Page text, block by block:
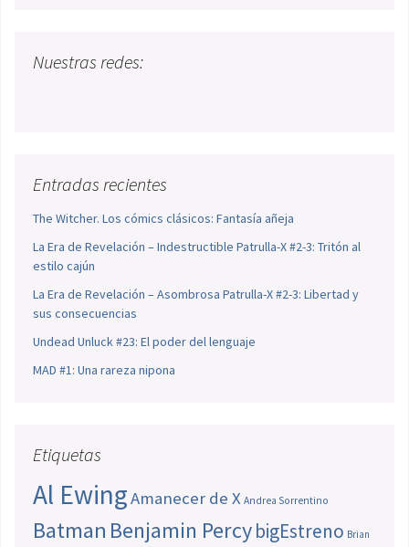
Nuestras redes:
Entradas recientes
The Witcher. Los cómics clásicos: Fantasía añeja
La Era de Revelación – Indestructible Patrulla-X #2-3: Tritón al
estilo cajún
La Era de Revelación – Asombrosa Patrulla-X #2-3: Libertad y
sus consecuencias
Undead Unluck #23: El poder del lenguaje
MAD #1: Una rareza nipona
Etiquetas
Al EwingAmanecer de X Andrea Sorrentino
Batman Benjamin PercybigEstreno Brian